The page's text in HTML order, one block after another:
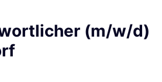
(m/w/d)